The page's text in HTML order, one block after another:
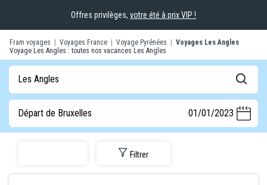
Offres privilèges, votre été à prix VIP !
Fram voyages Voyages France Voyage Pyrénées
Voyages Les Angles
Voyage Les Angles : toutes nos vacances Les Angles
Les Angles
Départ de Bruxelles 01/01/2023
Filtrer